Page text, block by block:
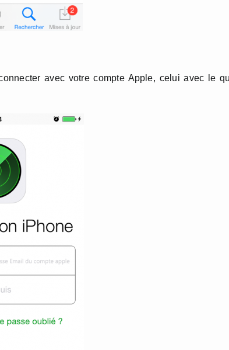
avec votre compte Apple, celui avec le